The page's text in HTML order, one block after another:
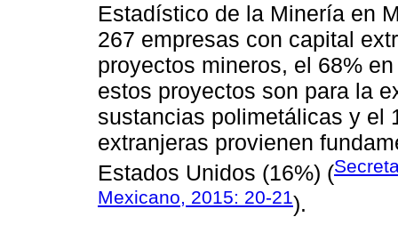
Estadístico de la Minería en
267 empresas con capital
proyectos mineros, el 68%
estos proyectos son para la
sustancias polimetálicas y el
extranjeras provienen
Estados Unidos (16%) (
Mexicano, 2015: 20-21).